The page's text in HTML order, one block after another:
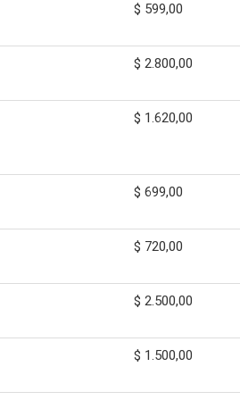
$ 599,00
$ 2.800,00
$ 1.620,00
$ 699,00
$ 720,00
$ 2.500,00
$ 1.500,00